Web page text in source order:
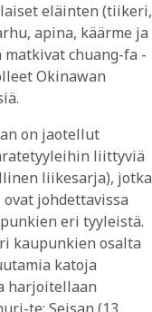
eläinten (tiikeri,
apina, käärme ja
chuang-fa -
Okinawan
on jaotellut
liittyviä
liikesarja), jotka
johdettavissa
eri tyyleistä.
kaupunkien osalta
katoja
harjoitellaan